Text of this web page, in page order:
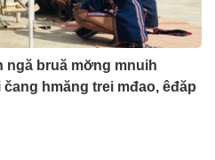
ngă bruă mơ̆ng mnuih
hmăng trei mđao, êđăp